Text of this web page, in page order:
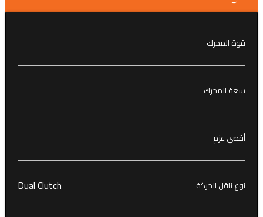
قوة المحرك
سعة المحرك
أقصي عزم
نوع ناقل الحركة Dual Clutch